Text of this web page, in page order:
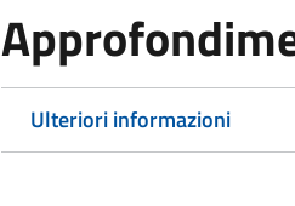
Ulteriori informazioni